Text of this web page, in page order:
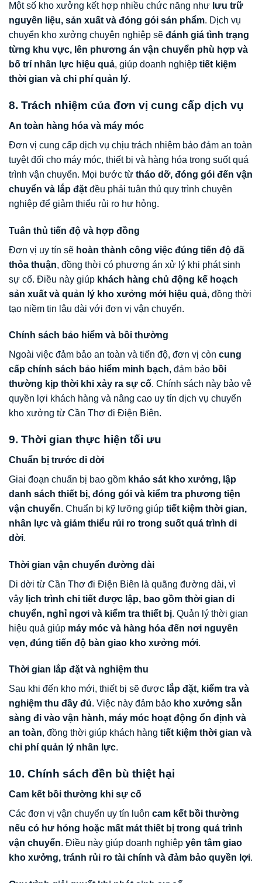
Một số kho xưởng kết hợp nhiều chức năng như lưu trữ
nguyên liệu, sản xuất và đóng gói sản phẩm. Dịch vụ
chuyển kho xưởng chuyên nghiệp sẽ đánh giá tình trạng
từng khu vực, lên phương án vận chuyển phù hợp và
bố trí nhân lực hiệu quả, giúp doanh nghiệp tiết kiệm
thời gian và chi phí quản lý.
8. Trách nhiệm của đơn vị cung cấp dịch vụ
An toàn hàng hóa và máy móc
Đơn vị cung cấp dịch vụ chịu trách nhiệm bảo đảm an toàn
tuyệt đối cho máy móc, thiết bị và hàng hóa trong suốt quá
trình vận chuyển. Mọi bước từ tháo dỡ, đóng gói đến vận
chuyển và lắp đặt đều phải tuân thủ quy trình chuyên
nghiệp để giảm thiểu rủi ro hư hỏng.
Tuân thủ tiến độ và hợp đồng
Đơn vị uy tín sẽ hoàn thành công việc đúng tiến độ đã
thỏa thuận, đồng thời có phương án xử lý khi phát sinh
sự cố. Điều này giúp khách hàng chủ động kế hoạch
sản xuất và quản lý kho xưởng mới hiệu quả, đồng thời
tạo niềm tin lâu dài với đơn vị vận chuyển.
Chính sách bảo hiểm và bồi thường
Ngoài việc đảm bảo an toàn và tiến độ, đơn vị còn cung
cấp chính sách bảo hiểm minh bạch, đảm bảo bồi
thường kịp thời khi xảy ra sự cố. Chính sách này bảo vệ
quyền lợi khách hàng và nâng cao uy tín dịch vụ chuyển
kho xưởng từ Cần Thơ đi Điện Biên.
9. Thời gian thực hiện tối ưu
Chuẩn bị trước di dời
Giai đoạn chuẩn bị bao gồm khảo sát kho xưởng, lập
danh sách thiết bị, đóng gói và kiểm tra phương tiện
vận chuyển. Chuẩn bị kỹ lưỡng giúp tiết kiệm thời gian,
nhân lực và giảm thiểu rủi ro trong suốt quá trình di
dời.
Thời gian vận chuyển đường dài
Di dời từ Cần Thơ đi Điện Biên là quãng đường dài, vì
vậy lịch trình chi tiết được lập, bao gồm thời gian di
chuyển, nghỉ ngơi và kiểm tra thiết bị. Quản lý thời gian
hiệu quả giúp máy móc và hàng hóa đến nơi nguyên
vẹn, đúng tiến độ bàn giao kho xưởng mới.
Thời gian lắp đặt và nghiệm thu
Sau khi đến kho mới, thiết bị sẽ được lắp đặt, kiểm tra và
nghiệm thu đầy đủ. Việc này đảm bảo kho xưởng sẵn
sàng đi vào vận hành, máy móc hoạt động ổn định và
an toàn, đồng thời giúp khách hàng tiết kiệm thời gian và
chi phí quản lý nhân lực.
10. Chính sách đền bù thiệt hại
Cam kết bồi thường khi sự cố
Các đơn vị vận chuyển uy tín luôn cam kết bồi thường
nếu có hư hỏng hoặc mất mát thiết bị trong quá trình
vận chuyển. Điều này giúp doanh nghiệp yên tâm giao
kho xưởng, tránh rủi ro tài chính và đảm bảo quyền lợi.